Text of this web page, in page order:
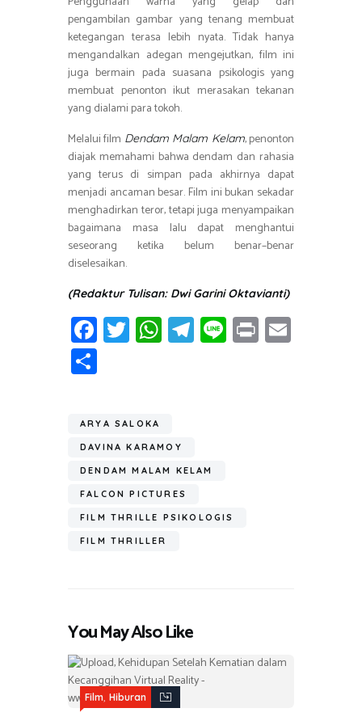
pengambilan gambar yang tenang membuat
ketegangan terasa lebih nyata. Tidak hanya
mengandalkan adegan mengejutkan, film ini
juga bermain pada suasana psikologis yang
membuat penonton ikut merasakan tekanan
yang dialami para tokoh.
Melalui film Dendam Malam Kelam, penonton
diajak memahami bahwa dendam dan rahasia
yang terus di simpan pada akhirnya dapat
menjadi ancaman besar. Film ini bukan sekadar
menghadirkan teror, tetapi juga menyampaikan
bagaimana masa lalu dapat menghantui
seseorang ketika belum benar–benar
diselesaikan.
(Redaktur Tulisan: Dwi Garini Oktavianti)
Fa
ce
ok
T
wi
W
h
A
p
p
T
el
m
Li
n
Pr
in
ar
e
ARYA SALOKA
DAVINA KARAMOY
DENDAM MALAM KELAM
FALCON PICTURES
FILM THRILLE PSIKOLOGIS
FILM THRILLER
You May Also Like
Film, Hiburan